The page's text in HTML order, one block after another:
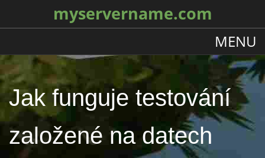
myservername.com
MENU
Jak funguje testování
založené na datech